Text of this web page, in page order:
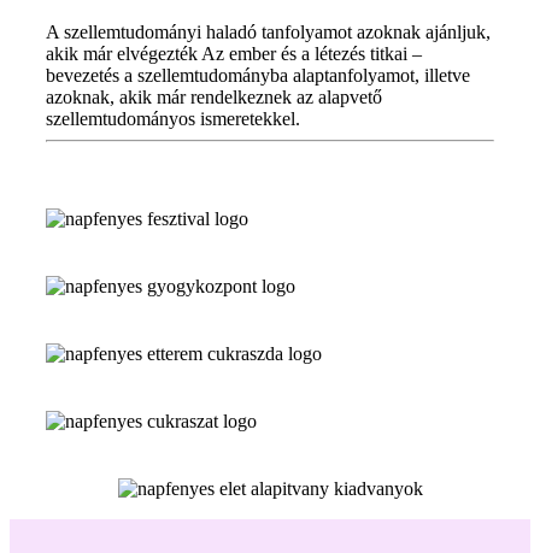
A szellemtudományi haladó tanfolyamot azoknak ajánljuk,
akik már elvégezték Az ember és a létezés titkai –
bevezetés a szellemtudományba alaptanfolyamot, illetve
azoknak, akik már rendelkeznek az alapvető
szellemtudományos ismeretekkel.